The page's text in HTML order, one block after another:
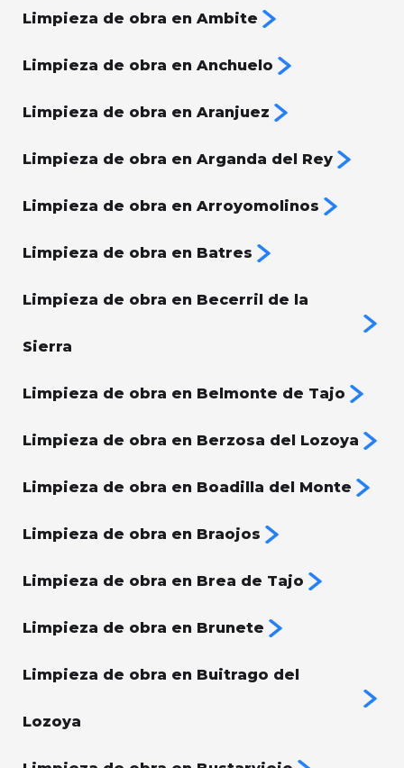
Limpieza de obra en Ambite
Limpieza de obra en Anchuelo
Limpieza de obra en Aranjuez
Limpieza de obra en Arganda del Rey
Limpieza de obra en Arroyomolinos
Limpieza de obra en Batres
Limpieza de obra en Becerril de la
Sierra
Limpieza de obra en Belmonte de Tajo
Limpieza de obra en Berzosa del Lozoya
Limpieza de obra en Boadilla del Monte
Limpieza de obra en Braojos
Limpieza de obra en Brea de Tajo
Limpieza de obra en Brunete
Limpieza de obra en Buitrago del
Lozoya